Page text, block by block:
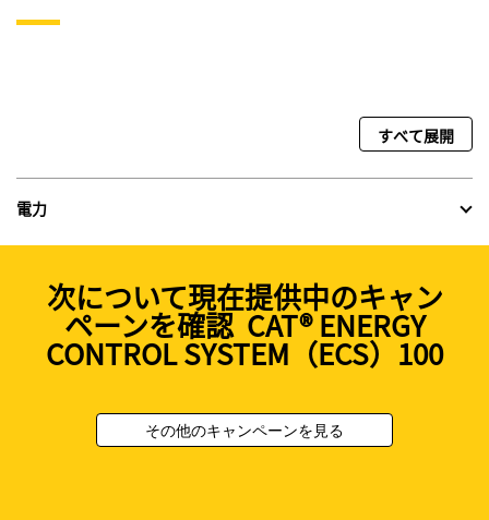
すべて展開
電力
次について現在提供中のキャン
ペーンを確認 CAT® ENERGY
CONTROL SYSTEM（ECS）100
その他のキャンペーンを見る